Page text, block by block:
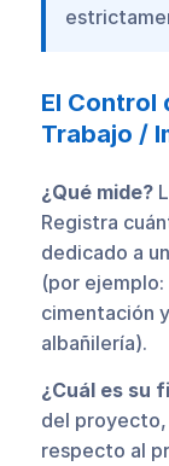
El Control
Trabajo /
¿Qué mide?
Registra
dedicado a
(por
cimentación
albañilería).
¿Cuál es su
del
respecto al